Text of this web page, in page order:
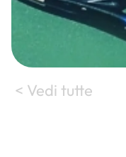
< Vedi tutte